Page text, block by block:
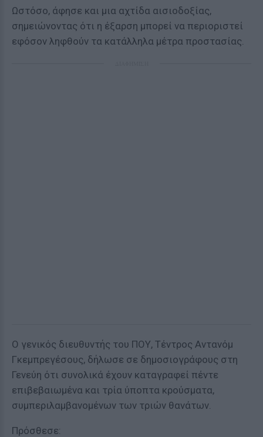
Ωστόσο, άφησε και μια αχτίδα αισιοδοξίας,
σημειώνοντας ότι η έξαρση μπορεί να περιοριστεί
εφόσον ληφθούν τα κατάλληλα μέτρα προστασίας.
Ο γενικός διευθυντής του ΠΟΥ, Τέντρος Αντανόμ
Γκεμπρεγέσους, δήλωσε σε δημοσιογράφους στη
Γενεύη ότι συνολικά έχουν καταγραφεί πέντε
επιβεβαιωμένα και τρία ύποπτα κρούσματα,
συμπεριλαμβανομένων των τριών θανάτων.
Πρόσθεσε: